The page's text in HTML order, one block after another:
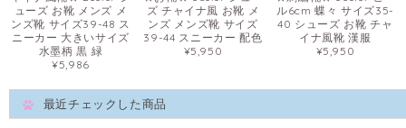
ューズ お靴 メンズ メ
ンズ靴 サイズ39-48 ス
ニーカー 大きいサイズ
水墨柄 黒 緑
¥5,986
ズ チャイナ風 お靴 メ
ンズ メンズ靴 サイズ
39-44 スニーカー 配色
¥5,950
ル6cm 蝶々 サイズ35-
40 シューズ お靴 チャ
イナ風靴 漢服
¥5,950
最近チェックした商品